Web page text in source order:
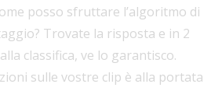
posso sfruttare l’algoritmo di
Trovate la risposta e in 2
classifica, ve lo garantisco.
sulle vostre clip è alla portata